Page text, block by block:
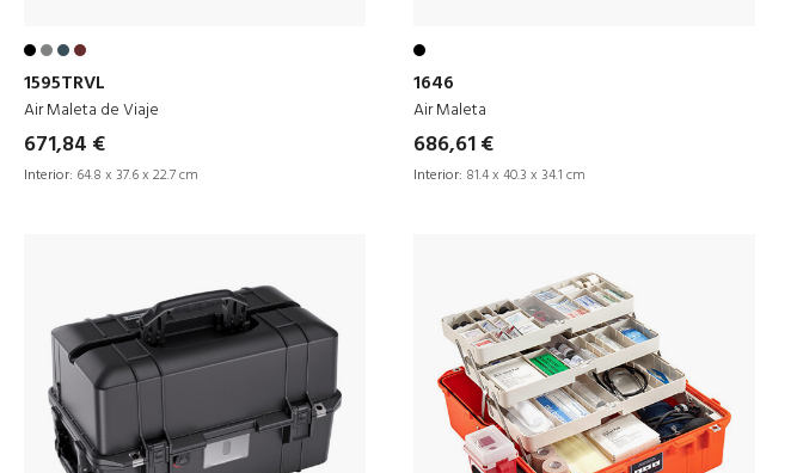
1595TRVL
Air Maleta de Viaje
671,84 €
Interior: 64.8 x 37.6 x 22.7 cm
1646
Air Maleta
686,61 €
Interior: 81.4 x 40.3 x 34.1 cm